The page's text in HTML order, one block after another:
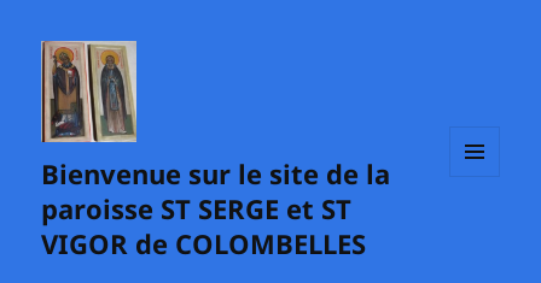
Bienvenue sur le site de la
paroisse ST SERGE et ST
VIGOR de COLOMBELLES